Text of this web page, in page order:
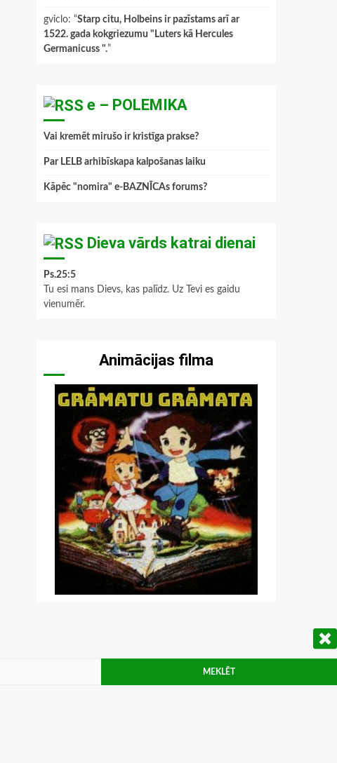
gviclo: “Starp citu, Holbeins ir pazīstams arī ar
1522. gada kokgriezumu "Luters kā Hercules
Germanicuss ".”
e – POLEMIKA
Vai kremēt mirušo ir kristīga prakse?
Par LELB arhibīskapa kalpošanas laiku
Kāpēc "nomira" e-BAZNĪCAs forums?
Dieva vārds katrai dienai
Ps.25:5
Tu esi mans Dievs, kas palīdz. Uz Tevi es gaidu
vienumēr.
Animācijas filma